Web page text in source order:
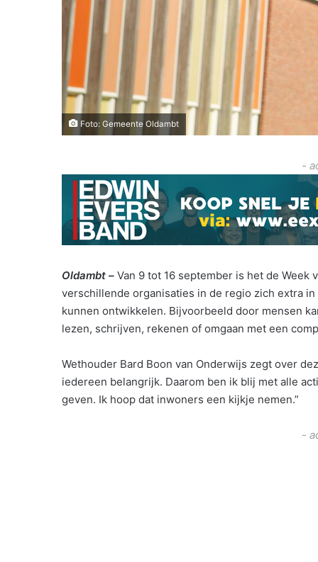
Foto: Gemeente Oldambt
-
Oldambt – Van 9 tot 16 september is het de
verschillende organisaties in de regio zich extra
kunnen ontwikkelen. Bijvoorbeeld door mensen
lezen, schrijven, rekenen of omgaan met een
Wethouder Bard Boon van Onderwijs zegt over
iedereen belangrijk. Daarom ben ik blij met alle
geven. Ik hoop dat inwoners een kijkje nemen.”
-